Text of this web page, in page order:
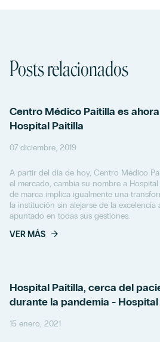
Posts relacionados
Centro Médico Paitilla es
Hospital Paitilla
07 diciembre, 2019
A partir del día de hoy, Centro Médico
el mercado, cambia su nombre a
de marca implica igualmente una
la institución sin alejarse de la excelencia
apuntado en todas sus gestiones.
VER MÁS
Hospital Paitilla, cerca del
durante la pandemia - Hospital
15 enero, 2021